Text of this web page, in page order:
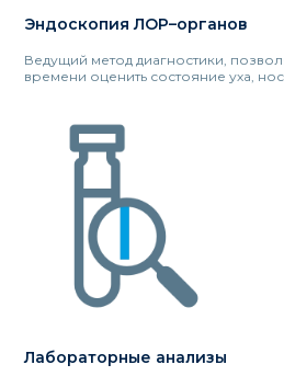
Эндоскопия ЛОР–органов
Ведущий метод диагностики,
времени оценить состояние уха,
Лабораторные анализы